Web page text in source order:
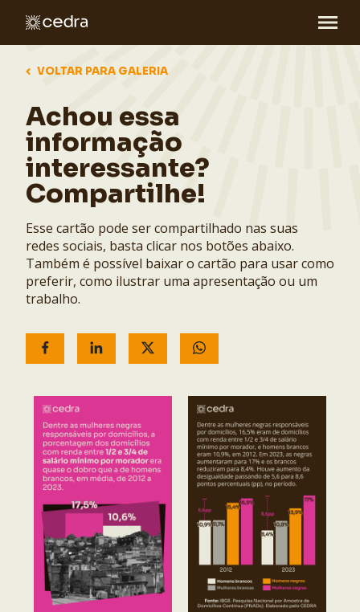
VOLTAR PARA GALERIA
Achou essa
informação
interessante?
Compartilhe!
Esse cartão pode ser compartilhado nas suas
redes sociais, basta clicar nos botões abaixo.
Também é possível baixar o cartão para usar como
preferir, como ilustrar uma apresentação ou um
trabalho.